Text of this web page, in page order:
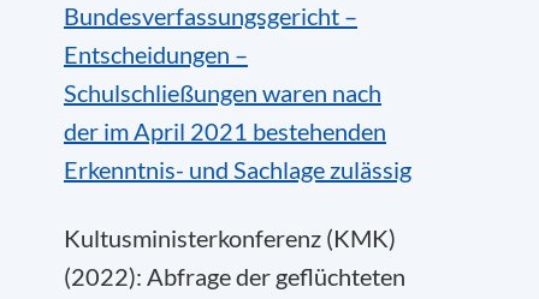
Bundesverfassungsgericht –
Entscheidungen –
Schulschließungen waren nach
der im April 2021 bestehenden
Erkenntnis- und Sachlage zulässig
Kultusministerkonferenz (KMK)
(2022): Abfrage der geflüchteten